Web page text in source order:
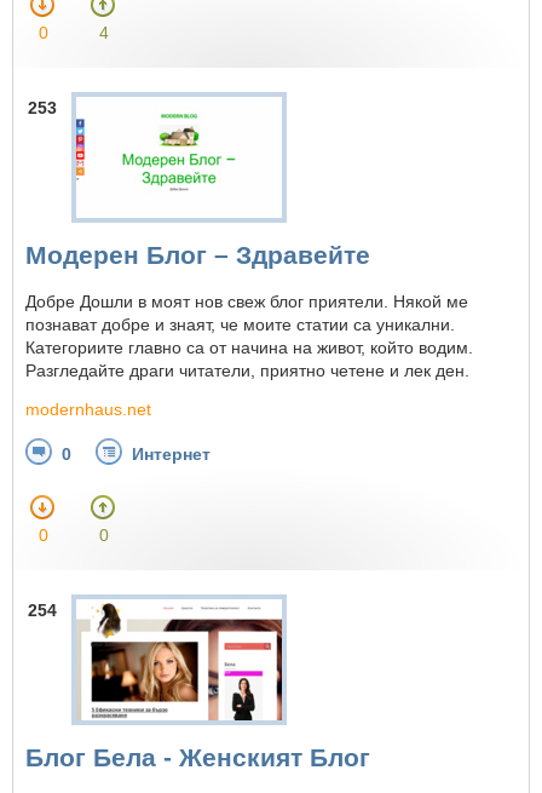
0 4
253
Модерен Блог – Здравейте
Добре Дошли в моят нов свеж блог приятели. Някой ме
познават добре и знаят, че моите статии са уникални.
Категориите главно са от начина на живот, който водим.
Разгледайте драги читатели, приятно четене и лек ден.
modernhaus.net
0 Интернет
0 0
254
Блог Бела - Женският Блог